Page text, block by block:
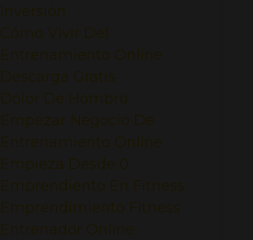
Inversión
Cómo Vivir Del
Entrenamiento Online
Descarga Gratis
Dolor De Hombro
Empezar Negocio De
Entrenamiento Online
Empieza Desde 0
Emprendiento En Fitness
Emprendimiento Fitness
Entrenador Online